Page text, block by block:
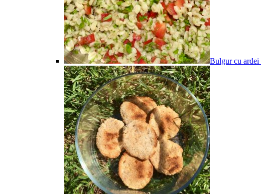
Bulgur cu ardei